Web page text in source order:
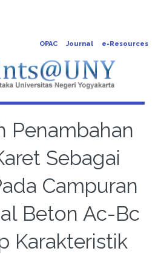
OPAC Journal e-Resources
Penambahan
Sebagai
Campuran
Beton Ac-Bc
Karakteristik